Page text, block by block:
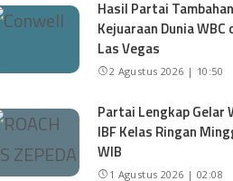
Hasil Partai Tambahan
Kejuaraan Dunia WBC
Las Vegas
2 Agustus 2026 | 10:50
Partai Lengkap Gelar
IBF Kelas Ringan
WIB
1 Agustus 2026 | 02:08